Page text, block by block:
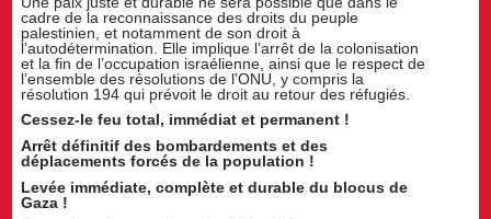
cadre de la reconnaissance des droits du peuple
palestinien, et notamment de son droit à
l’autodétermination. Elle implique l’arrêt de la colonisation
et la fin de l’occupation israélienne, ainsi que le respect de
l’ensemble des résolutions de l’ONU, y compris la
résolution 194 qui prévoit le droit au retour des réfugiés.
Cessez-le feu total, immédiat et permanent !
Arrêt définitif des bombardements et des
déplacements forcés de la population !
Levée immédiate, complète et durable du blocus de
Gaza !